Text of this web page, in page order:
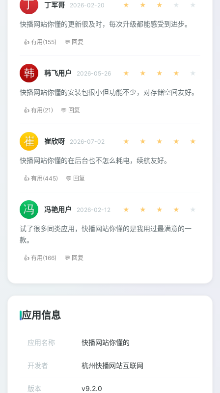
丁军哥 2026-02-20 ★ ★ ★ ★ ★
快播网站你懂的更新很及时，每次升级都能感受到进步。
👍 有用(155) 💬 回复
韩飞用户 2026-05-26 ★ ★ ★ ★ ★
快播网站你懂的安装包很小但功能不少，对存储空间友好。
👍 有用(21) 💬 回复
崔欣呀 2026-07-02 ★ ★ ★ ★ ★
快播网站你懂的在后台也不怎么耗电，续航友好。
👍 有用(445) 💬 回复
冯艳用户 2026-02-12 ★ ★ ★ ★ ★
试了很多同类应用，快播网站你懂的是我用过最满意的一
款。
👍 有用(166) 💬 回复
应用信息
应用名称 快播网站你懂的
开发者 杭州快播网站互联网
版本 v9.2.0